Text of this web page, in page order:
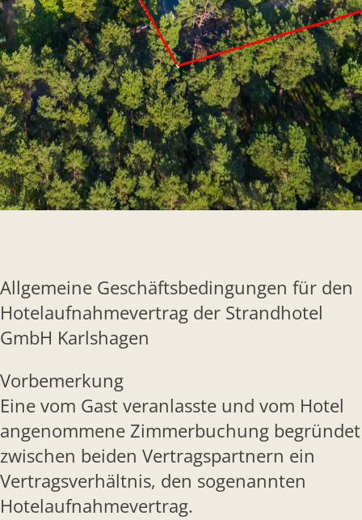
Allgemeine Geschäftsbedingungen für den
Hotelaufnahmevertrag der Strandhotel
GmbH Karlshagen
Vorbemerkung
Eine vom Gast veranlasste und vom Hotel
angenommene Zimmerbuchung begründet
zwischen beiden Vertragspartnern ein
Vertragsverhältnis, den sogenannten
Hotelaufnahmevertrag.